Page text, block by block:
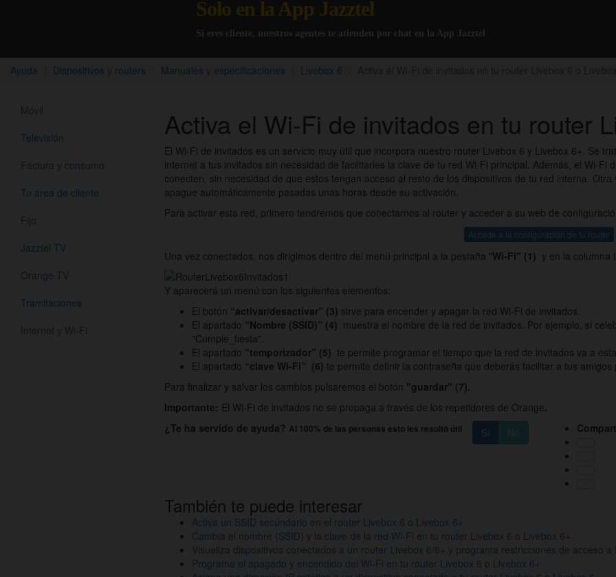
Solo en la App Jazztel
Si eres cliente, nuestros agentes te atienden por chat en la App Jazztel
Ayuda Dispositivos y routers Manuales y especificaciones Livebox 6
Móvil
Televisión
Factura y consumo
Tu área de cliente
Fijo
Jazztel TV
Orange TV
Tramitaciones
Internet y Wi-Fi
Activa el Wi-Fi de invitados en tu router
El Wi-Fi de invitados es un servicio muy útil que incorpora nuestro router Livebox 6 y Livebox 6+. Se
internet a tus invitados sin necesidad de facilitarles la clave de tu red Wi-Fi principal. Además, el Wi-
conecten, sin necesidad de que estos tengan acceso al resto de los dispositivos de tu red interna.
apague automáticamente pasadas unas horas desde su activación.
Para activar esta red, primero tendremos que conectarnos al router y acceder a su web de
Accede a la configuración de tu router
Una vez conectados, nos dirigimos dentro del menú principal a la pestaña "Wi-Fi" (1) y en la columna
Y aparecerá un menú con los siguientes elementos:
El botón “activar/desactivar” (3) sirve para encender y apagar la red Wi-Fi de invitados.
El apartado “Nombre (SSID)” (4) muestra el nombre de la red de invitados. Por ejemplo, si
"Cumple_fiesta".
El apartado “temporizador” (5) te permite programar el tiempo que la red de invitados va a
El apartado “clave Wi-Fi” (6) te permite definir la contraseña que deberás facilitar a tus
Para finalizar y salvar los cambios pulsaremos el botón "guardar" (7).
Importante: El Wi-Fi de invitados no se propaga a través de los repetidores de Orange.
¿Te ha servido de ayuda? Al 100% de las personas esto les resultó útil Sí No
También te puede interesar
Activa un SSID secundario en el router Livebox 6 o Livebox 6+
Cambia el nombre (SSID) y la clave de la red Wi-Fi en tu router Livebox 6 o Livebox 6+
Visualiza dispositivos conectados a un router Livebox 6/6+ y programa restricciones de acceso a
Programa el apagado y encendido del Wi-Fi en tu router Livebox 6 o Livebox 6+